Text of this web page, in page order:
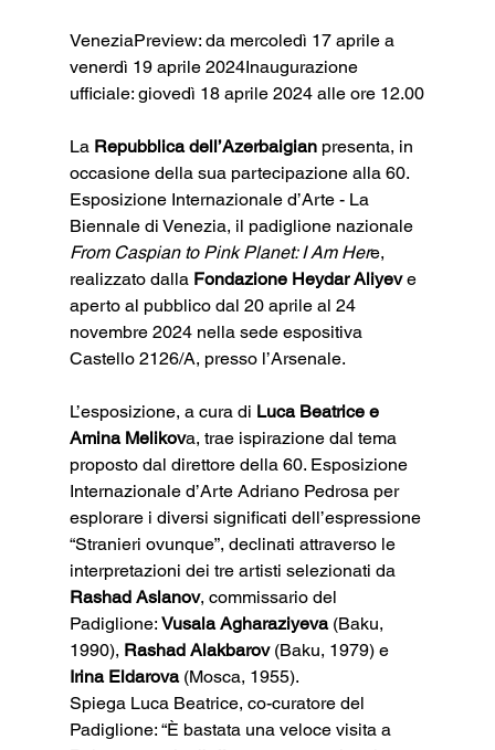
VeneziaPreview: da mercoledì 17 aprile a
venerdì 19 aprile 2024Inaugurazione
ufficiale: giovedì 18 aprile 2024 alle ore 12.00
La Repubblica dell’Azerbaigian presenta, in
occasione della sua partecipazione alla 60.
Esposizione Internazionale d’Arte - La
Biennale di Venezia, il padiglione nazionale
From Caspian to Pink Planet: I Am Here,
realizzato dalla Fondazione Heydar Aliyev e
aperto al pubblico dal 20 aprile al 24
novembre 2024 nella sede espositiva
Castello 2126/A, presso l’Arsenale.
L’esposizione, a cura di Luca Beatrice e
Amina Melikova, trae ispirazione dal tema
proposto dal direttore della 60. Esposizione
Internazionale d’Arte Adriano Pedrosa per
esplorare i diversi significati dell’espressione
“Stranieri ovunque”, declinati attraverso le
interpretazioni dei tre artisti selezionati da
Rashad Aslanov, commissario del
Padiglione: Vusala Agharaziyeva (Baku,
1990), Rashad Alakbarov (Baku, 1979) e
Irina Eldarova (Mosca, 1955).
Spiega Luca Beatrice, co-curatore del
Padiglione: “È bastata una veloce visita a